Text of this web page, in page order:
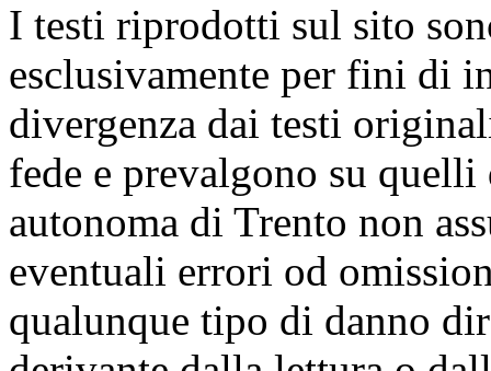
I testi riprodotti sul sito
esclusivamente per fini di
divergenza dai testi
fede e prevalgono su
autonoma di Trento non
eventuali errori od
qualunque tipo di danno